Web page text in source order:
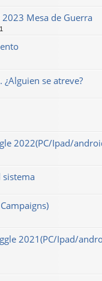
2023 Mesa de Guerra
se atreve?
2022(PC/Ipad/
sistema
2021(PC/Ipad/